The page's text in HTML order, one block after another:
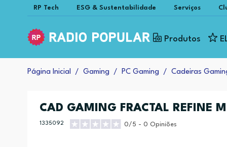
RP Tech ESG & Sustentabilidade Serviços
Produtos
Página Inicial Gaming PC Gaming Cadeiras
CAD GAMING FRACTAL REFINE
1335092 0/5 - 0 Opiniões